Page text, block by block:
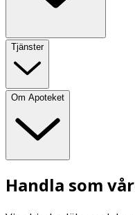
Tjänster
Om Apoteket
Handla som